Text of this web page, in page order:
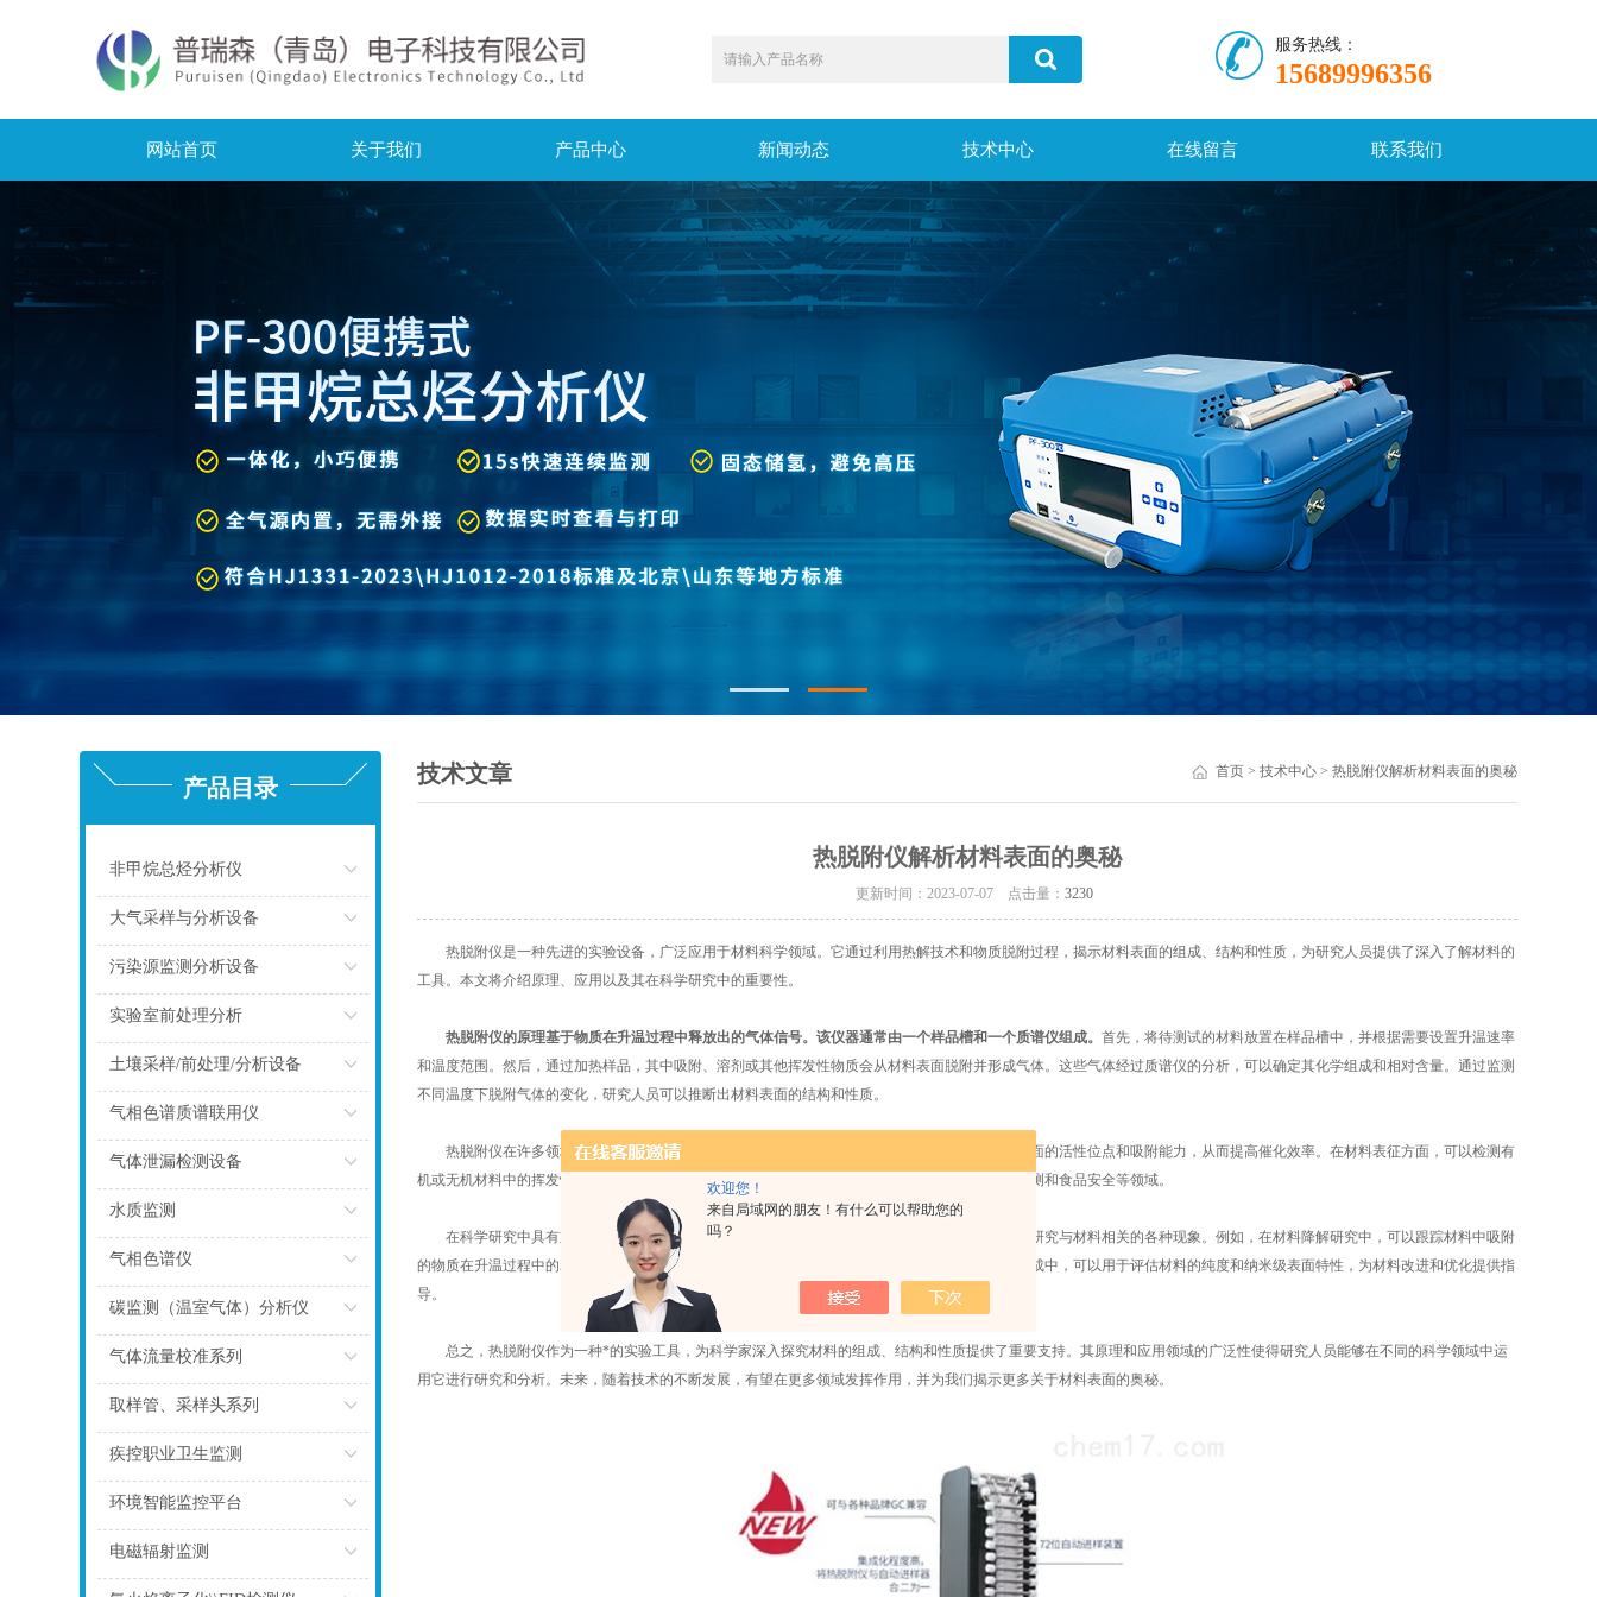
欢迎您！
来自局域网的朋友！有什么可以帮助您的
吗？
服务热线：
15689996356
网站首页 关于我们 产品中心 新闻动态 技术中心 在线留言 联系我们
产品目录
非甲烷总烃分析仪
大气采样与分析设备
污染源监测分析设备
实验室前处理分析
点击
土壤采样/前处理/分析设备
气相色谱质谱联用仪
气体泄漏检测设备
水质监测
气相色谱仪
点击
碳监测（温室气体）分析仪
气体流量校准系列
取样管、采样头系列
疾控职业卫生监测
环境智能监控平台
电磁辐射监测
技术文章 首页> 技术中心> 热脱附仪解析材料表面的奥秘
热脱附仪解析材料表面的奥秘
更新时间：2023-07-07 点击量：3230
热脱附仪是一种先进的实验设备，广泛应用于材料科学领域。它通过利用热解技术和物质脱附过程，揭示材料表面的组成、结构和性质，为研究人员提供了深入了解材料的
工具。本文将介绍原理、应用以及其在科学研究中的重要性。
热脱附仪的原理基于物质在升温过程中释放出的气体信号。该仪器通常由一个样品槽和一个质谱仪组成。首先，将待测试的材料放置在样品槽中，并根据需要设置升温速率
和温度范围。然后，通过加热样品，其中吸附、溶剂或其他挥发性物质会从材料表面脱附并形成气体。这些气体经过质谱仪的分析，可以确定其化学组成和相对含量。通过监测
不同温度下脱附气体的变化，研究人员可以推断出材料表面的结构和性质。
热脱附仪在许多领域中得到了广泛的应用。在催化剂研究中，它可以帮助科学家确定催化剂表面的活性位点和吸附能力，从而提高催化效率。在材料表征方面，可以检测有
机或无机材料中的挥发性成分，并评估材料的纯度和稳定性。此外，它还可用于药物开发、环境监测和食品安全等领域。
在科学研究中具有重要的地位。它不仅可以提供有关材料表面的详细信息，还可以帮助科学家研究与材料相关的各种现象。例如，在材料降解研究中，可以跟踪材料中吸附
的物质在升温过程中的释放情况，从而帮助科学家了解材料的稳定性和寿命。在新材料的设计和合成中，可以用于评估材料的纯度和纳米级表面特性，为材料改进和优化提供指
导。
总之，热脱附仪作为一种*的实验工具，为科学家深入探究材料的组成、结构和性质提供了重要支持。其原理和应用领域的广泛性使得研究人员能够在不同的科学领域中运
用它进行研究和分析。未来，随着技术的不断发展，有望在更多领域发挥作用，并为我们揭示更多关于材料表面的奥秘。